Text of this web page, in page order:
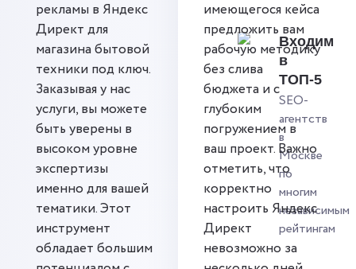
Входим
в
ТОП-5
SEO-
агентств
в
Москве
по
многим
независимым
рейтингам
рекламы в Яндекс
Директ для
магазина бытовой
техники под ключ.
Заказывая у нас
услуги, вы можете
быть уверены в
высоком уровне
экспертизы
именно для вашей
тематики. Этот
инструмент
обладает большим
имеющегося кейса
предложить вам
рабочую методику
без слива
бюджета и с
глубоким
погружением в
ваш проект. Важно
отметить, что
корректно
настроить Яндекс
Директ
невозможно за